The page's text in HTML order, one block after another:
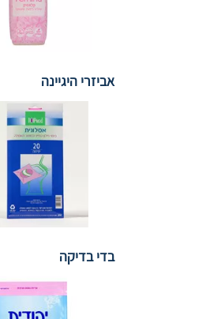
אביזרי היגיינה
בדי בדיקה